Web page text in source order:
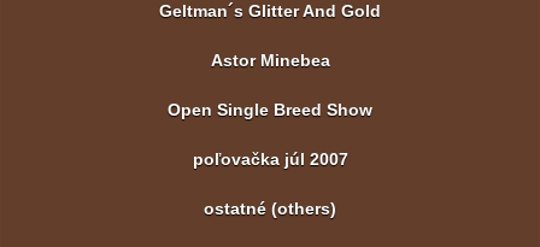
Geltman´s Glitter And Gold
Astor Minebea
Open Single Breed Show
poľovačka júl 2007
ostatné (others)